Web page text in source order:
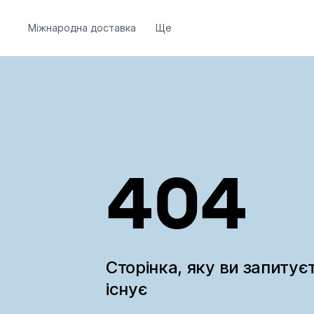
Міжнародна доставка Ще
404
Сторінка, яку ви
існує